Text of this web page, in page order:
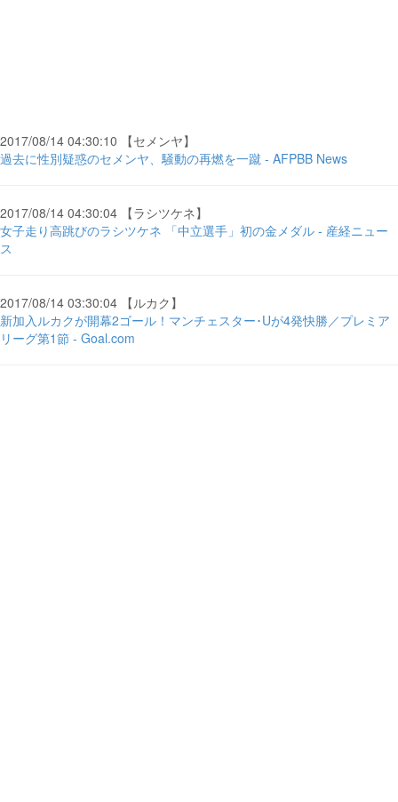
2017/08/14 04:30:10 【セメンヤ】
過去に性別疑惑のセメンヤ、騒動の再燃を一蹴 - AFPBB News
2017/08/14 04:30:04 【ラシツケネ】
女子走り高跳びのラシツケネ 「中立選手」初の金メダル - 産経ニュー
ス
2017/08/14 03:30:04 【ルカク】
新加入ルカクが開幕2ゴール！マンチェスター･Uが4発快勝／プレミア
リーグ第1節 - Goal.com